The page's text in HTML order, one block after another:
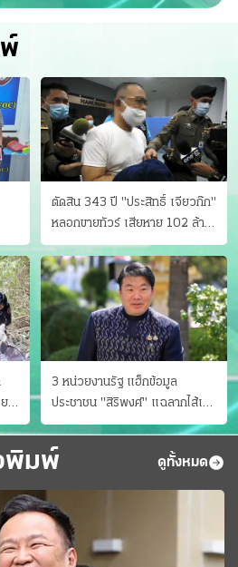
ตัดสิน 343 ปี "ประสิทธิ์ เจียวก๊ก"
หลอกขายทัวร์ เสียหาย 102 ล้าน
มีเหยื่อ 173 คน
3 หน่วยงานรัฐ แฮ็กข้อมูล
ประชาชน "สิริพงศ์" แฉลากไส้เอง
"หนู" กอด "หนิม" สยบลือ
พิมพ์ ดูทั้งหมด